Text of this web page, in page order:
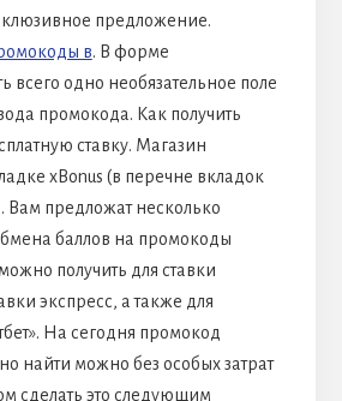
предложение.
в. В форме
всего одно необязательное поле
промокода. Как получить
ставку. Магазин
xBonus (в перечне вкладок
Вам предложат несколько
баллов на промокоды
получить для ставки
экспресс, а также для
На сегодня промокод
найти можно без особых затрат
сделать это следующим